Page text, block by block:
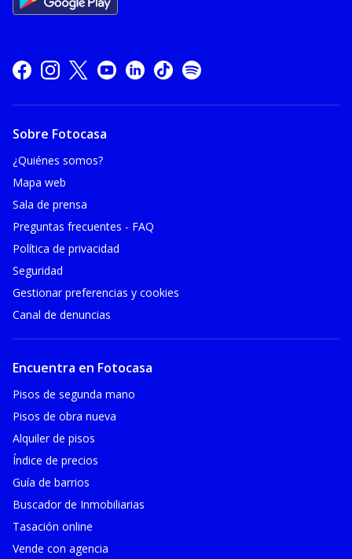
Sobre Fotocasa
¿Quiénes somos?
Mapa web
Sala de prensa
Preguntas frecuentes - FAQ
Política de privacidad
Seguridad
Gestionar preferencias y cookies
Canal de denuncias
Encuentra en Fotocasa
Pisos de segunda mano
Pisos de obra nueva
Alquiler de pisos
Índice de precios
Guía de barrios
Buscador de Inmobiliarias
Tasación online
Vende con agencia